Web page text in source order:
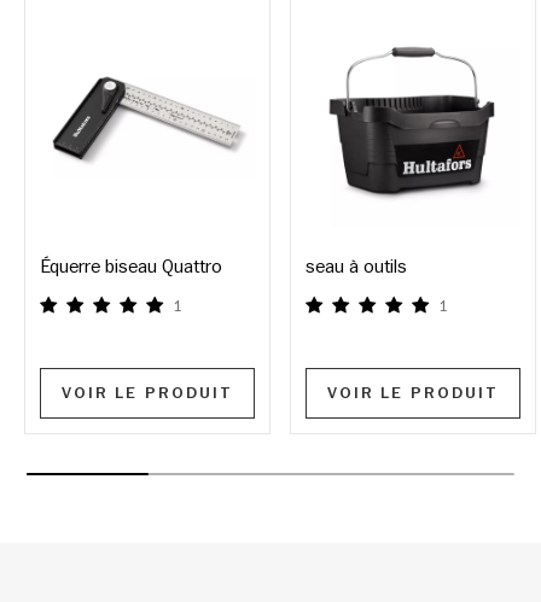
Équerre biseau Quattro
1
VOIR LE PRODUIT
seau à outils
1
VOIR LE PRODUIT